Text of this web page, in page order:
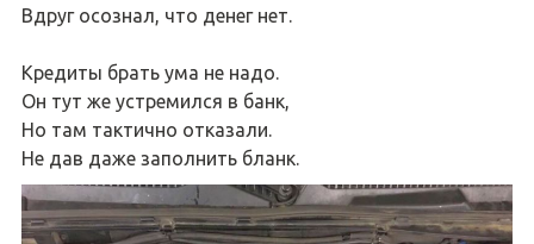
Вдруг осознал, что денег нет.
Кредиты брать ума не надо.
Он тут же устремился в банк,
Но там тактично отказали.
Не дав даже заполнить бланк.